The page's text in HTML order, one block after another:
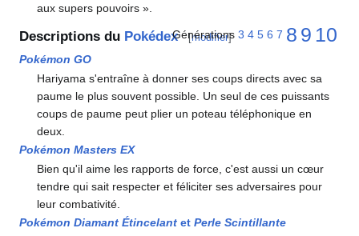
aux supers pouvoirs ».
Descriptions du Pokédex [modifier]
Générations 3 4 5 6 7 8 9 10
Pokémon GO
Hariyama s'entraîne à donner ses coups directs avec sa
paume le plus souvent possible. Un seul de ces puissants
coups de paume peut plier un poteau téléphonique en
deux.
Pokémon Masters EX
Bien qu'il aime les rapports de force, c'est aussi un cœur
tendre qui sait respecter et féliciter ses adversaires pour
leur combativité.
Pokémon Diamant Étincelant et Perle Scintillante